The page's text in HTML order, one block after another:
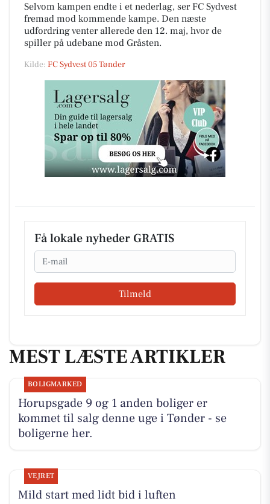
Selvom kampen endte i et nederlag, ser FC Sydvest
fremad mod kommende kampe. Den næste
udfordring venter allerede den 12. maj, hvor de
spiller på udebane mod Gråsten.
Kilde: FC Sydvest 05 Tønder
Få lokale nyheder GRATIS
Email
Tilmeld
MEST LÆSTE ARTIKLER
BOLIGMARKED
Horupsgade 9 og 1 anden boliger er
kommet til salg denne uge i Tønder - se
boligerne her.
VEJRET
Mild start med lidt bid i luften